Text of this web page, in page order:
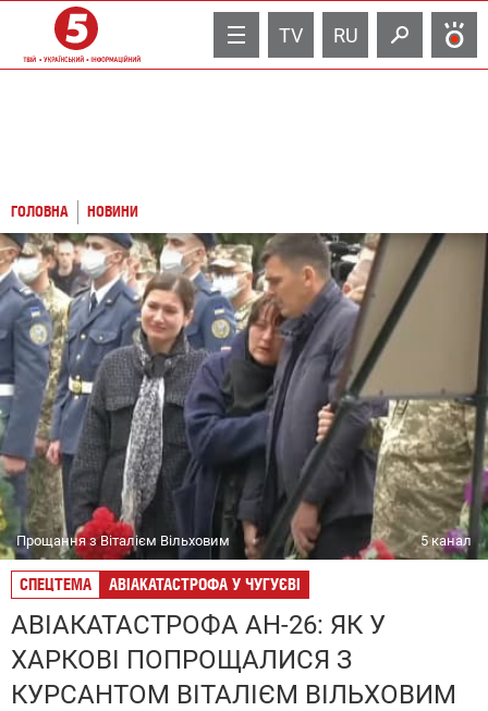
TV RU
ГОЛОВНА НОВИНИ
Прощання з Віталієм Вільховим 5 канал
СПЕЦТЕМА АВІАКАТАСТРОФА У ЧУГУЄВІ
АВІАКАТАСТРОФА АН-26: ЯК У
ХАРКОВІ ПОПРОЩАЛИСЯ З
КУРСАНТОМ ВІТАЛІЄМ ВІЛЬХОВИМ